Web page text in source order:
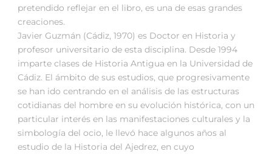
pretendido reflejar en el libro, es una de esas grandes
creaciones.
Javier Guzmán (Cádiz, 1970) es Doctor en Historia y
profesor universitario de esta disciplina. Desde 1994
imparte clases de Historia Antigua en la Universidad de
Cádiz. El ámbito de sus estudios, que progresivamente
se han ido centrando en el análisis de las estructuras
cotidianas del hombre en su evolución histórica, con un
particular interés en las manifestaciones culturales y la
simbología del ocio, le llevó hace algunos años al
estudio de la Historia del Ajedrez, en cuyo